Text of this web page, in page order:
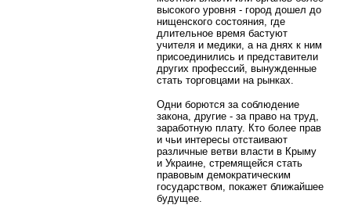
высокого уровня - город дошел до
нищенского состояния, где
длительное время бастуют
учителя и медики, а на днях к ним
присоединились и представители
других профессий, вынужденные
стать торговцами на рынках.
Одни борются за соблюдение
закона, другие - за право на труд,
заработную плату. Кто более прав
и чьи интересы отстаивают
различные ветви власти в Крыму
и Украине, стремящейся стать
правовым демократическим
государством, покажет ближайшее
будущее.